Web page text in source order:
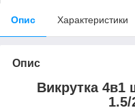
Опис Характеристики
Опис
Викрутка 4в1
1.5/